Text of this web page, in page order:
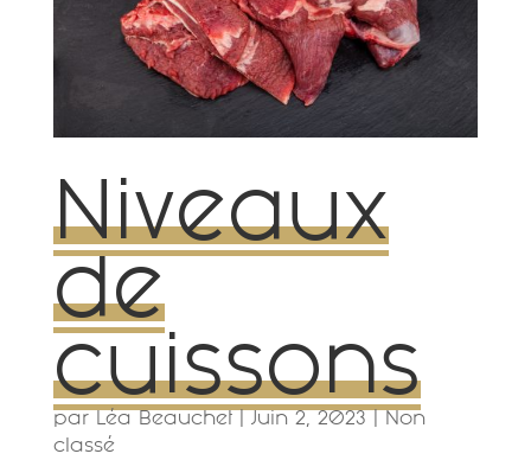
Niveaux
de
cuissons
parLéa Beauchet|Juin 2, 2023|Non
classé